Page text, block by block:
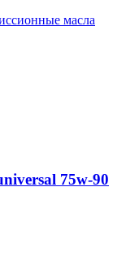
масла
75w-90